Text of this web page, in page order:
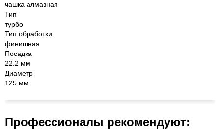
чашка алмазная
Тип
турбо
Тип обработки
финишная
Посадка
22.2 мм
Диаметр
125 мм
Профессионалы рекомендуют: